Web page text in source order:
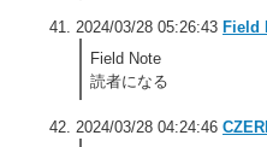
2024/03/28 05:26:43 Field
Field Note
読者になる
2024/03/28 04:24:46